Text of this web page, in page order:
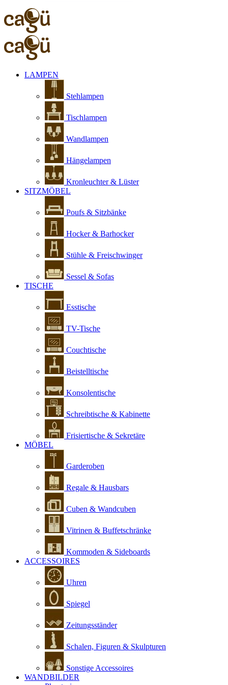
LAMPEN
Stehlampen
Tischlampen
Wandlampen
Hängelampen
Kronleuchter & Lüster
SITZMÖBEL
Poufs & Sitzbänke
Hocker & Barhocker
Stühle & Freischwinger
Sessel & Sofas
TISCHE
Esstische
TV-Tische
Couchtische
Beistelltische
Konsolentische
Schreibtische & Kabinette
Frisiertische & Sekretäre
MÖBEL
Garderoben
Regale & Hausbars
Cuben & Wandcuben
Vitrinen & Buffetschränke
Kommoden & Sideboards
ACCESSOIRES
Uhren
Spiegel
Zeitungsständer
Schalen, Figuren & Skulpturen
Sonstige Accessoires
WANDBILDER